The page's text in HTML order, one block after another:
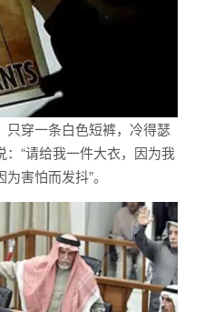
只穿一条白色短裤，冷得瑟
“请给我一件大衣，因为我
害怕而发抖”。